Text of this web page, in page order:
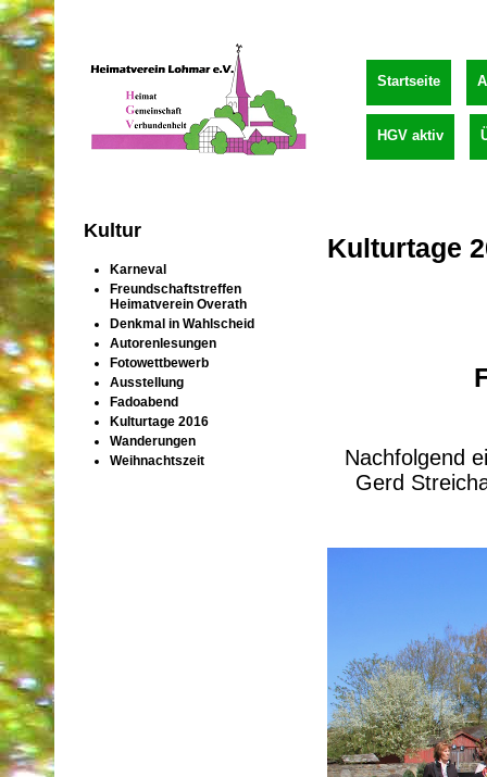
Startseite
HGV aktiv
Kultur
Karneval
Freundschaftstreffen
Heimatverein Overath
Denkmal in Wahlscheid
Autorenlesungen
Fotowettbewerb
Ausstellung
Fadoabend
Kulturtage 2016
Wanderungen
Weihnachtszeit
Kulturtage
Nachfolgend
Gerd